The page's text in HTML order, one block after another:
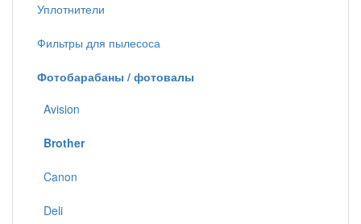
Уплотнители
Фильтры для пылесоса
Фотобарабаны / фотовалы
Avision
Brother
Canon
Deli